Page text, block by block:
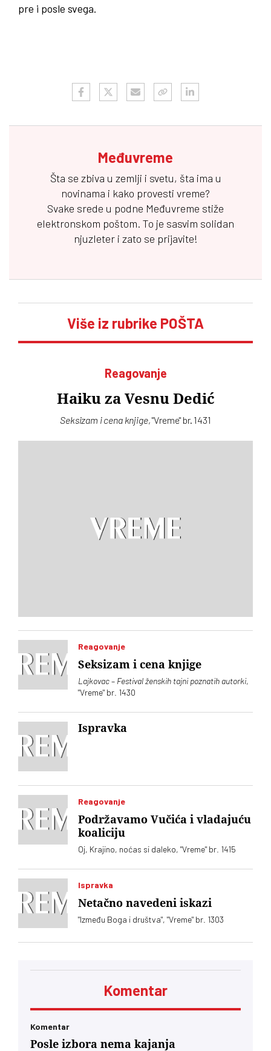
pre i posle svega.
Međuvreme
Šta se zbiva u zemlji i svetu, šta ima u
novinama i kako provesti vreme?
Svake srede u podne Međuvreme stiže
elektronskom poštom. To je sasvim solidan
njuzleter i zato se prijavite!
Više iz rubrike POŠTA
Reagovanje
Haiku za Vesnu Dedić
Seksizam i cena knjige, "Vreme" br. 1431
Reagovanje
Seksizam i cena knjige
Lajkovac– Festival ženskih tajni poznatih autorki,
"Vreme" br. 1430
Ispravka
Reagovanje
Podržavamo Vučića i vladajuću
koaliciju
Oj, Krajino, noćas si daleko, "Vreme" br. 1415
Ispravka
Netačno navedeni iskazi
"Između Boga i društva", "Vreme" br. 1303
Komentar
Komentar
Posle izbora nema kajanja